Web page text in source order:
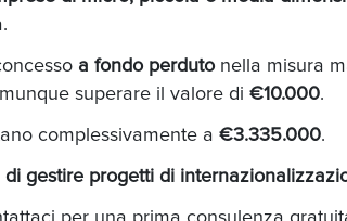
a fondo perdutonella misura
superare il valore di €10.000.
complessivamente a €3.335.000.
gestire progetti di